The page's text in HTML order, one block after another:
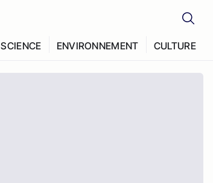
SCIENCE ENVIRONNEMENT CULTURE